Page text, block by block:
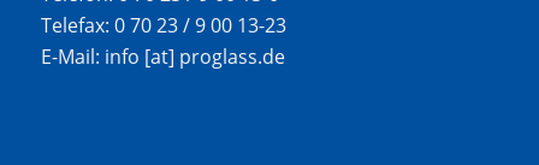
Telefax: 0 70 23 / 9 00 13-23
E-Mail: info [at] proglass.de